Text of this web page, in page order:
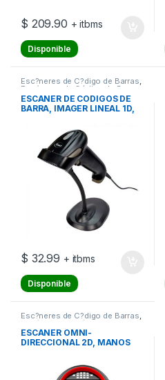
$ 209.90 + itbms
Disponible
Esc?neres de C?digo de Barras,
Escáneres de Código de Barras
ESCANER DE CODIGOS DE
BARRA, IMAGER LINEAL 1D,
$ 32.99 + itbms
Disponible
Esc?neres de C?digo de Barras
Escáneres de Código de Barras
ESCANER OMNI-
DIRECCIONAL 2D, MANOS